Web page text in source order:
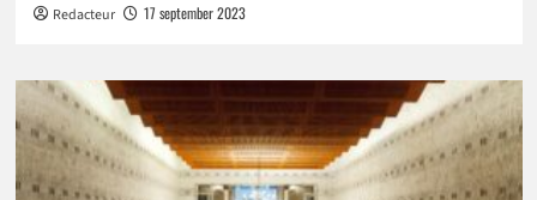
Redacteur 17 september 2023